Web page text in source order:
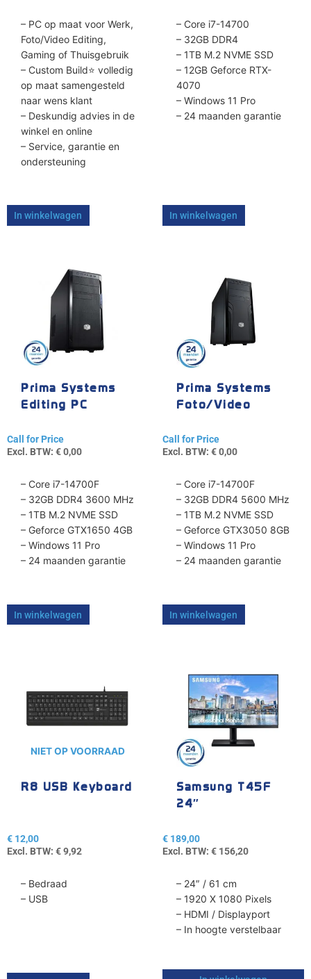
– PC op maat voor Werk,
Foto/Video Editing,
Gaming of Thuisgebruik
– Custom Build⭐ volledig
op maat samengesteld
naar wens klant
– Deskundig advies in de
winkel en online
– Service, garantie en
ondersteuning
In winkelwagen
– Core i7-14700
– 32GB DDR4
– 1TB M.2 NVME SSD
– 12GB Geforce RTX-
4070
– Windows 11 Pro
– 24 maanden garantie
In winkelwagen
Prima Systems
Editing PC
Call for Price
Excl. BTW: €0,00
– Core i7-14700F
– 32GB DDR4 3600 MHz
– 1TB M.2 NVME SSD
– Geforce GTX1650 4GB
– Windows 11 Pro
– 24 maanden garantie
In winkelwagen
Prima Systems
Foto/Video
Call for Price
Excl. BTW: €0,00
– Core i7-14700F
– 32GB DDR4 5600 MHz
– 1TB M.2 NVME SSD
– Geforce GTX3050 8GB
– Windows 11 Pro
– 24 maanden garantie
In winkelwagen
NIET OP VOORRAAD
R8 USB Keyboard
€ 12,00
Excl. BTW: €9,92
– Bedraad
– USB
Samsung T45F
24″
€ 189,00
Excl. BTW: € 156,20
– 24″ / 61 cm
– 1920 X 1080 Pixels
– HDMI / Displayport
– In hoogte verstelbaar